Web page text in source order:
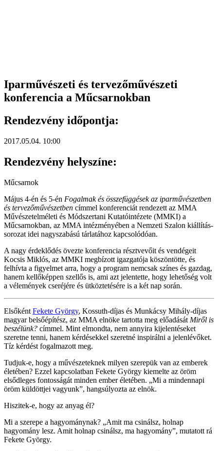
Iparművészeti és tervezőművészeti
konferencia a Műcsarnokban
Rendezvény időpontja:
2017.05.04. 10:00
Rendezvény helyszíne:
Műcsarnok
Május 4-én és 5-én Fogalmak és összefüggések az iparművészetben
és tervezőművészetben címmel konferenciát rendezett az MMA
Művészetelméleti és Módszertani Kutatóintézete (MMKI) a
Műcsarnokban, az MMA intézményében a Nemzeti Szalon kiállítás-
sorozat idei nagyszabású tárlatához kapcsolódóan.
A nagy érdeklődés övezte konferencia résztvevőit és vendégeit
Kocsis Miklós, az MMKI megbízott igazgatója köszöntötte, és
felhívta a figyelmet arra, hogy a program nemcsak színes és gazdag,
hanem kellőképpen szellős is, ami azt jelentette, hogy lehetőség volt
a vélemények cseréjére és ütköztetésére is a két nap során.
Elsőként Fekete György, Kossuth-díjas és Munkácsy Mihály-díjas
magyar belsőépítész, az MMA elnöke tartotta meg előadását Miről is
beszélünk? címmel. Mint elmondta, nem annyira kijelentéseket
szeretne tenni, hanem kérdésekkel szeretné inspirálni a jelenlévőket.
Tíz kérdést fogalmazott meg.
Tudjuk-e, hogy a művészeteknek milyen szerepük van az emberek
életében? Ezzel kapcsolatban Fekete György kiemelte az öröm
elsődleges fontosságát minden ember életében. „Mi a mindennapi
öröm küldöttjei vagyunk”, hangsúlyozta az elnök.
Hiszitek-e, hogy az anyag él?
Mi a szerepe a hagyománynak? „Amit ma csinálsz, holnap
hagyomány lesz. Amit holnap csinálsz, ma hagyomány”, mutatott rá
Fekete György.